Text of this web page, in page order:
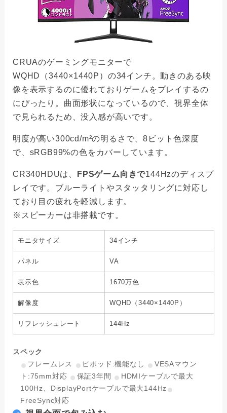
CRUAのゲーミングモニターで
WQHD（3440×1440P）の34インチ。動きのある映
像を表示するのに優れておりゲームをプレイするの
にぴったり。曲面形状になっているので、視界全体
で見られるため、没入感が高いです。
明度が高い300cd/m²の明るさで、8ビット色深度
で、sRGB99%の色をカバーしています。
CR340HDUは、 FPSゲーム向きで144Hzのディスプ
レイです。ブルーライトやスタッタリングに対応し
ており目の疲れを軽減します。
※スピーカーは非搭載です。
モニタサイズ 34インチ
パネル VA
表示色 1670万色
解像度 WQHD（3440×1440P）
リフレッシュレート 144Hz
スペック
フレームレス
ピポッド:機能なし
VESAマウン
ト:75mm対応
保証3年間
HDMIケーブルで最大
100Hz、DisplayPortケーブルで最大144Hz
FreeSync対応